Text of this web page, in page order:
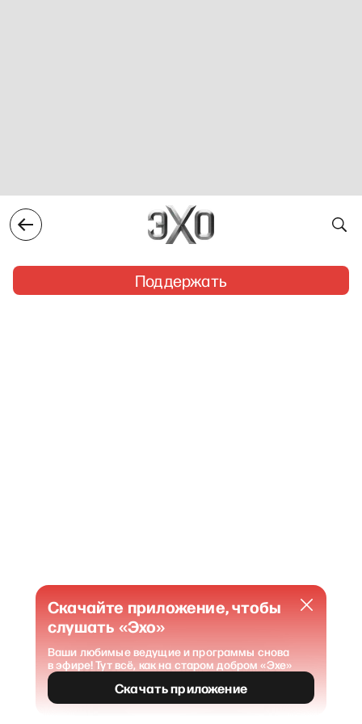
Поддержать
404 Страница не найдена.
Скачайте приложение, чтобы
слушать «Эхо»
Ваши любимые ведущие и программы снова
в эфире! Тут всё, как на старом добром «Эхе»
Скачать приложение